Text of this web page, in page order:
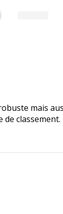
au panier
mais